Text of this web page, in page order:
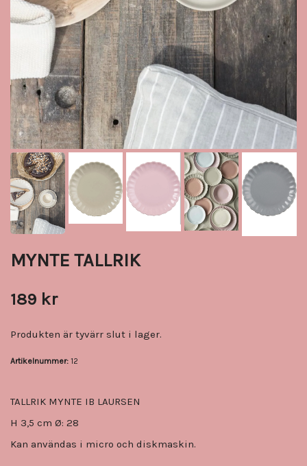
MYNTE TALLRIK
189 kr
Produkten är tyvärr slut i lager.
Artikelnummer: 12
TALLRIK MYNTE IB LAURSEN
H 3,5 cm Ø: 28
Kan användas i micro och diskmaskin.